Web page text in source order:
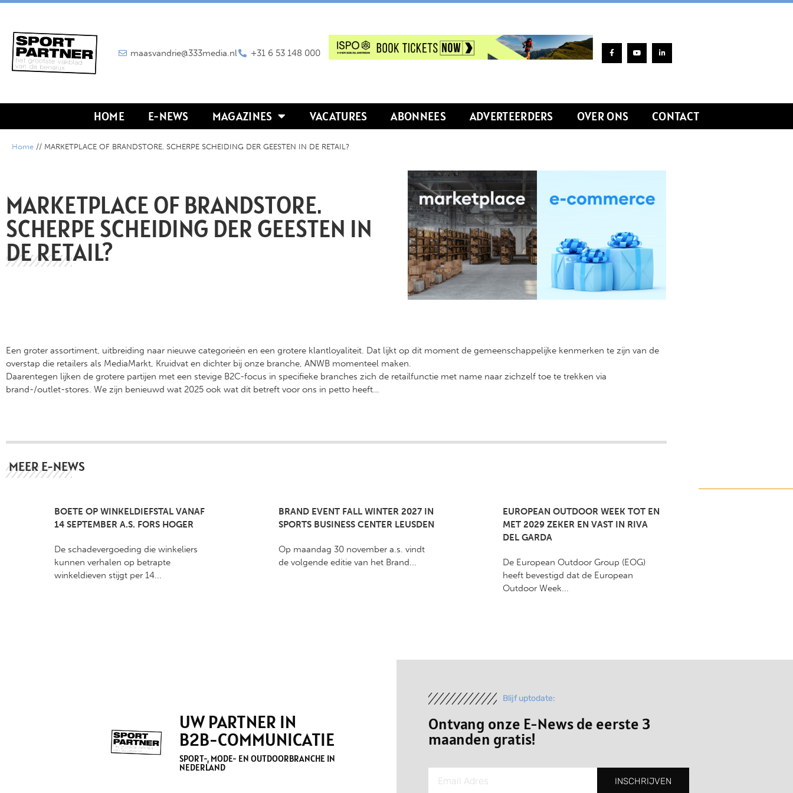
maasvandrie@333media.nl +31 6 53 148 000
HOME E-NEWS MAGAZINES VACATURES ABONNEES ADVERTEERDERS OVER ONS CONTACT
Home // MARKETPLACE OF BRANDSTORE. SCHERPE SCHEIDING DER GEESTEN IN DE RETAIL?
MARKETPLACE OF BRANDSTORE.
SCHERPE SCHEIDING DER GEESTEN IN
DE RETAIL?
Een groter assortiment, uitbreiding naar nieuwe categorieën en een grotere klantloyaliteit. Dat lijkt op dit moment de gemeenschappelijke kenmerken te zijn van de
overstap die retailers als MediaMarkt, Kruidvat en dichter bij onze branche, ANWB momenteel maken.
Daarentegen lijken de grotere partijen met een stevige B2C-focus in specifieke branches zich de retailfunctie met name naar zichzelf toe te trekken via
brand-/outlet-stores. We zijn benieuwd wat 2025 ook wat dit betreft voor ons in petto heeft…
MEER E-NEWS
BOETE OP WINKELDIEFSTAL VANAF
14 SEPTEMBER A.S. FORS HOGER
De schadevergoeding die winkeliers
kunnen verhalen op betrapte
winkeldieven stijgt per 14...
BRAND EVENT FALL WINTER 2027 IN
SPORTS BUSINESS CENTER LEUSDEN
Op maandag 30 november a.s. vindt
de volgende editie van het Brand...
EUROPEAN OUTDOOR WEEK TOT EN
MET 2029 ZEKER EN VAST IN RIVA
DEL GARDA
De European Outdoor Group (EOG)
heeft bevestigd dat de European
Outdoor Week...
UW PARTNER IN
B2B-COMMUNICATIE
SPORT-, MODE- EN OUTDOORBRANCHE IN
NEDERLAND
Blijf uptodate:
Ontvang onze E-News de eerste 3
maanden gratis!
INSCHRIJVEN